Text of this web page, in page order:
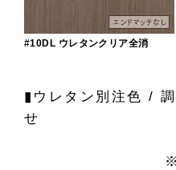
#10DL ウレタンクリア全消
▮ウレタン別注色 /
※ご希望の